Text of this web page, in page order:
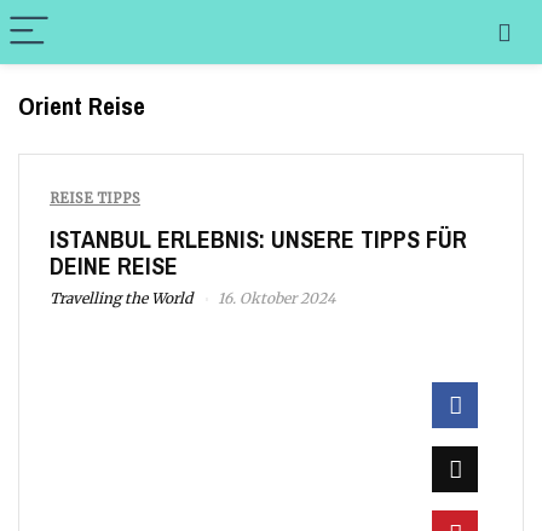
Orient Reise
REISE TIPPS
ISTANBUL ERLEBNIS: UNSERE TIPPS FÜR
DEINE REISE
Travelling the World 16. Oktober 2024